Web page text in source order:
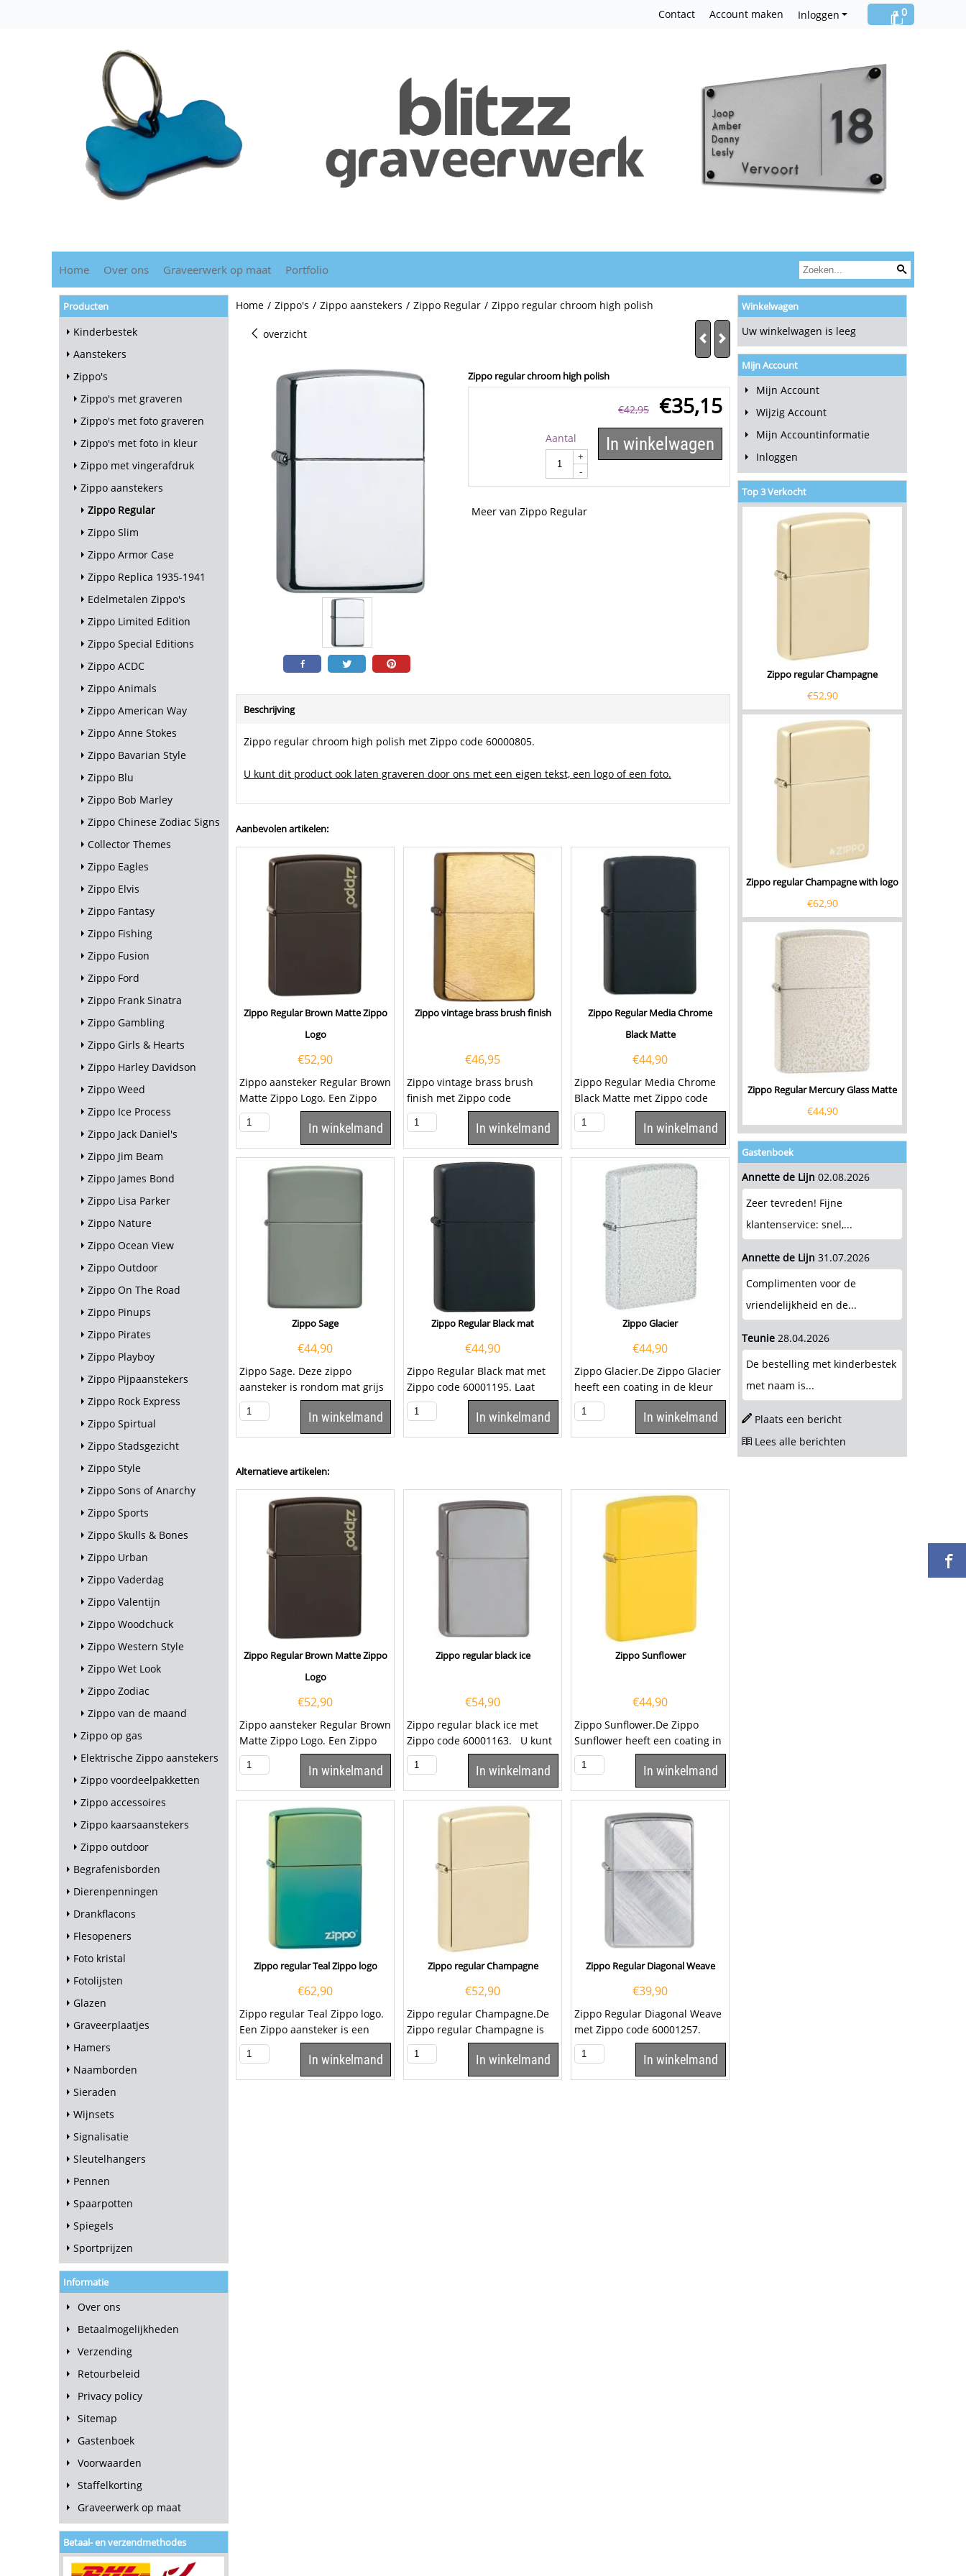
0
Inloggen
Contact Account maken
Home Over ons Graveerwerk op maat Portfolio
Producten
Kinderbestek
Aanstekers
Zippo's
Zippo's met graveren
Zippo's met foto graveren
Zippo's met foto in kleur
Zippo met vingerafdruk
Zippo aanstekers
Zippo Regular
Zippo Slim
Zippo Armor Case
Zippo Replica 1935-1941
Edelmetalen Zippo's
Zippo Limited Edition
Zippo Special Editions
Zippo ACDC
Zippo Animals
Zippo American Way
Zippo Anne Stokes
Zippo Bavarian Style
Zippo Blu
Zippo Bob Marley
Zippo Chinese Zodiac Signs
Collector Themes
Zippo Eagles
Zippo Elvis
Zippo Fantasy
Zippo Fishing
Zippo Fusion
Zippo Ford
Zippo Frank Sinatra
Zippo Gambling
Zippo Girls & Hearts
Zippo Harley Davidson
Zippo Weed
Zippo Ice Process
Zippo Jack Daniel's
Zippo Jim Beam
Zippo James Bond
Zippo Lisa Parker
Zippo Nature
Zippo Ocean View
Zippo Outdoor
Zippo On The Road
Zippo Pinups
Zippo Pirates
Zippo Playboy
Zippo Pijpaanstekers
Zippo Rock Express
Zippo Spirtual
Zippo Stadsgezicht
Zippo Style
Zippo Sons of Anarchy
Zippo Sports
Zippo Skulls & Bones
Zippo Urban
Zippo Vaderdag
Zippo Valentijn
Zippo Woodchuck
Zippo Western Style
Zippo Wet Look
Zippo Zodiac
Zippo van de maand
Zippo op gas
Elektrische Zippo aanstekers
Zippo voordeelpakketten
Zippo accessoires
Zippo kaarsaanstekers
Zippo outdoor
Begrafenisborden
Dierenpenningen
Drankflacons
Flesopeners
Foto kristal
Fotolijsten
Glazen
Graveerplaatjes
Hamers
Naamborden
Sieraden
Wijnsets
Signalisatie
Sleutelhangers
Pennen
Spaarpotten
Spiegels
Sportprijzen
Informatie
Over ons
Betaalmogelijkheden
Verzending
Retourbeleid
Privacy policy
Sitemap
Gastenboek
Voorwaarden
Staffelkorting
Graveerwerk op maat
Betaal- en verzendmethodes
Home / Zippo's / Zippo aanstekers / Zippo Regular / Zippo regular chroom high polish
overzicht
Zippo regular chroom high polish
€42,95 €35,15
Aantal
+
-
In winkelwagen
Meer van Zippo Regular
Beschrijving
Zippo regular chroom high polish met Zippo code 60000805.
U kunt dit product ook laten graveren door ons met een eigen tekst, een logo of een foto.
Aanbevolen artikelen:
Zippo Regular Brown Matte Zippo
Logo
€52,90
Zippo aansteker Regular Brown
Matte Zippo Logo. Een Zippo
aansteker is een zeer
kwalitatieve...
In winkelmand
Zippo vintage brass brush finish
€46,95
Zippo vintage brass brush
finish met Zippo code
60000808. U kunt deze
Zippo ook laten...In winkelmand
Zippo Regular Media Chrome
Black Matte
€44,90
Zippo Regular Media Chrome
Black Matte met Zippo code
60001320. Laat deze zwarte
Zippo...
In winkelmand
Zippo Sage
€44,90
Zippo Sage. Deze zippo
aansteker is rondom mat grijs
gekleurd. Een Zippo
aansteker...
In winkelmand
Zippo Regular Black mat
€44,90
Zippo Regular Black mat met
Zippo code 60001195. Laat
deze zwarte Zippo graveren
met een...
In winkelmand
Zippo Glacier
€44,90
Zippo Glacier.De Zippo Glacier
heeft een coating in de kleur
Glacier.Een Zippo aansteker is
een...
In winkelmand
Alternatieve artikelen:
Zippo Regular Brown Matte Zippo
Logo
€52,90
Zippo aansteker Regular Brown
Matte Zippo Logo. Een Zippo
aansteker is een zeer
kwalitatieve...
In winkelmand
Zippo regular black ice
€54,90
Zippo regular black ice met
Zippo code 60001163. U kunt
deze Zippo aansteker ook...
In winkelmand
Zippo Sunflower
€44,90
Zippo Sunflower.De Zippo
Sunflower heeft een coating in
de kleur Sunflower.Een Zippo
aansteker is...
In winkelmand
Zippo regular Teal Zippo logo
€62,90
Zippo regular Teal Zippo logo.
Een Zippo aansteker is een
zeer kwalitatieve aanstekers
met de...
In winkelmand
Zippo regular Champagne
€52,90
Zippo regular Champagne.De
Zippo regular Champagne is
Champagne afgewerkt en
werkt op benzine.Een...
In winkelmand
Zippo Regular Diagonal Weave
€39,90
Zippo Regular Diagonal Weave
met Zippo code 60001257.
In winkelmand
Winkelwagen
Uw winkelwagen is leeg
Mijn Account
Mijn Account
Wijzig Account
Mijn Accountinformatie
Inloggen
Top 3 Verkocht
Zippo regular Champagne
€52,90
Zippo regular Champagne with logo
€62,90
Zippo Regular Mercury Glass Matte
€44,90
Gastenboek
Annette de Lijn 02.08.2026
Zeer tevreden! Fijne
klantenservice: snel,...
Annette de Lijn 31.07.2026
Complimenten voor de
vriendelijkheid en de...
Teunie 28.04.2026
De bestelling met kinderbestek
met naam is...
Plaats een bericht
Lees alle berichten